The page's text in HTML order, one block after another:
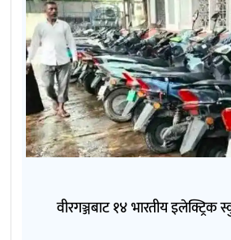
वीरगञ्जबाट १४ भारतीय इलेक्ट्रिक